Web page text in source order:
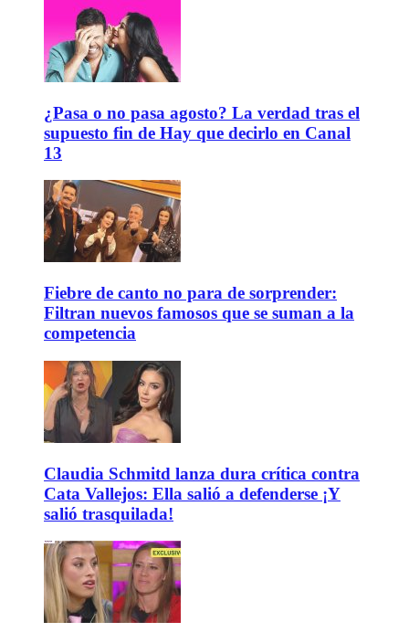
¿Pasa o no pasa agosto? La verdad tras el
supuesto fin de Hay que decirlo en Canal
13
Fiebre de canto no para de sorprender:
Filtran nuevos famosos que se suman a la
competencia
Claudia Schmitd lanza dura crítica contra
Cata Vallejos: Ella salió a defenderse ¡Y
salió trasquilada!